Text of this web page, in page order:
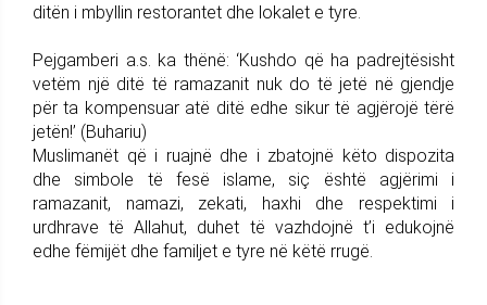
ditën i mbyllin restorantet dhe lokalet e tyre.
Pejgamberi a.s. ka thënë: ‘Kushdo që ha padrejtësisht
vetëm një ditë të ramazanit nuk do të jetë në gjendje
për ta kompensuar atë ditë edhe sikur të agjërojë tërë
jetën!’ (Buhariu)
Muslimanët që i ruajnë dhe i zbatojnë këto dispozita
dhe simbole të fesë islame, siç është agjërimi i
ramazanit, namazi, zekati, haxhi dhe respektimi i
urdhrave të Allahut, duhet të vazhdojnë t’i edukojnë
edhe fëmijët dhe familjet e tyre në këtë rrugë.